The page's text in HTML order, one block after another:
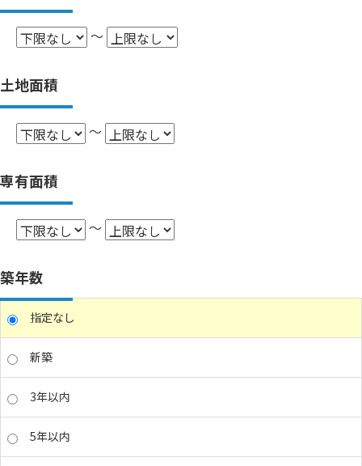
～
土地面積
～
専有面積
～
築年数
指定なし
新築
3年以内
5年以内